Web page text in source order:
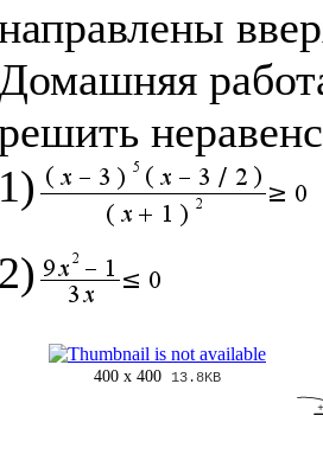
1)
2)
400 x 400 13.8KB